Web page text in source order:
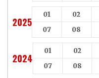
2025
01 02
07
08
2024
01 02
07
08